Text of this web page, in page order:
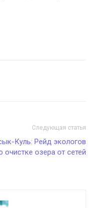
Следующая статья
Куль: Рейд экологов
очистке озера от сетей